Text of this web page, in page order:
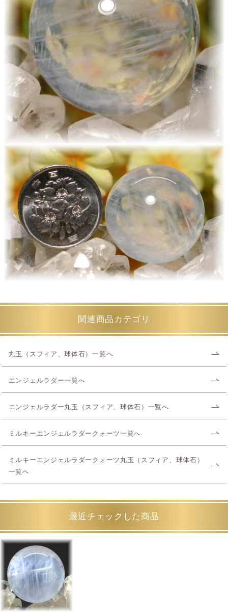
関連商品カテゴリ
丸玉（スフィア、球体石）一覧へ
エンジェルラダー一覧へ
エンジェルラダー丸玉（スフィア、球体石）一覧へ
ミルキーエンジェルラダークォーツ一覧へ
ミルキーエンジェルラダークォーツ丸玉（スフィア、球体石）
一覧へ
最近チェックした商品